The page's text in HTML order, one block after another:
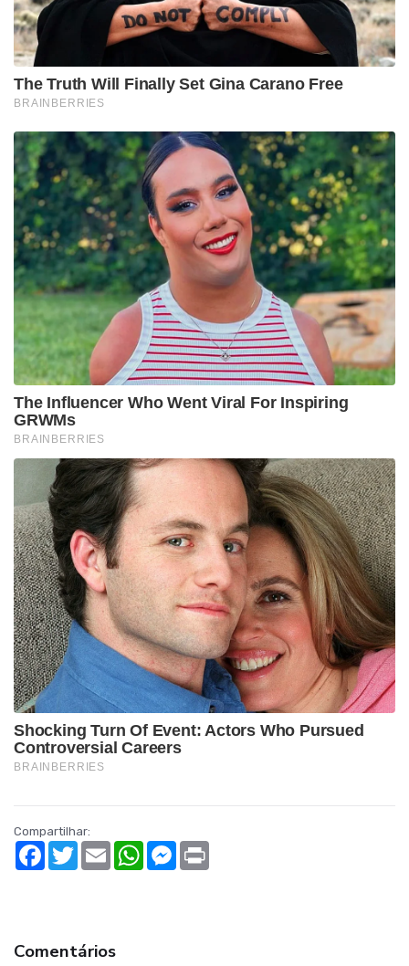
Compartilhar:
Facebook
TwitterEmail WhatsAppMessenger
Comentários